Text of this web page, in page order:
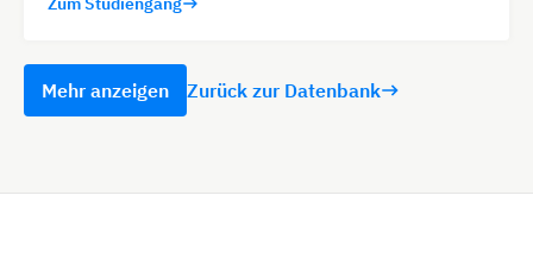
Mehr anzeigen Zurück zur Datenbank